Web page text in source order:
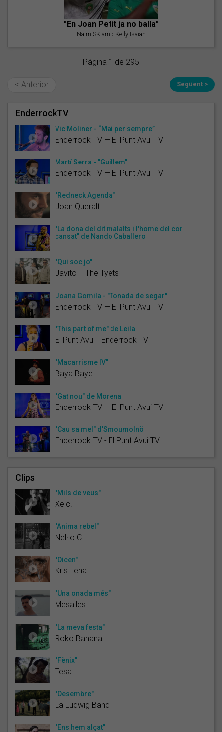
"En Joan Petit ja no balla"
Naim SK amb Kelly Isaiah
Pàgina 1 de 295
< Anterior Següent >
EnderrockTV
Vic Moliner - “Mai per sempre”
Enderrock TV — El Punt Avui TV
Martí Serra - "Guillem"
Enderrock TV — El Punt Avui TV
"Redneck Agenda"
Joan Queralt
"La dona del dit malalts i l'home del cor
cansat" de Nando Caballero
"Qui soc jo"
Javito + The Tyets
Joana Gomila - "Tonada de segar"
Enderrock TV — El Punt Avui TV
"This part of me" de Leila
El Punt Avui - Enderrock TV
"Macarrisme IV"
Baya Baye
"Gat nou" de Morena
Enderrock TV — El Punt Avui TV
"Cau sa mel" d'Smoumolnö
Enderrock TV - El Punt Avui TV
Clips
"Mils de veus"
Xeic!
"Ànima rebel"
Nel·lo C
"Dicen"
Kris Tena
"Una onada més"
Mesalles
"La meva festa"
Roko Banana
"Fènix"
Tesa
"Desembre"
La Ludwig Band
"Ens hem alçat"